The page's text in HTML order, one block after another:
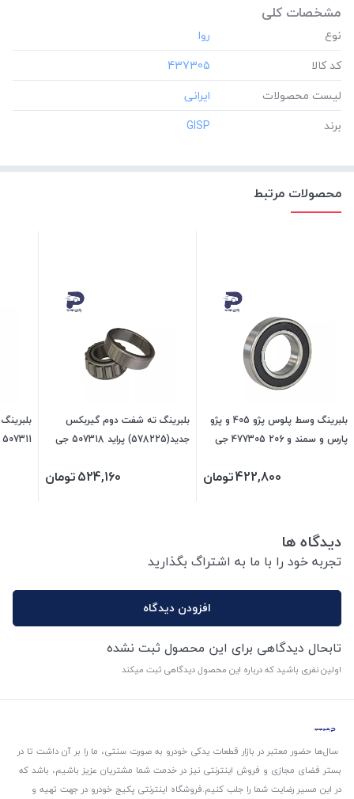
مشخصات کلی
نوع
کد کالا
‎437305
لیست محصولات
برند
‎GISP
محصولات مرتبط
بلبرینگ وسط پلوس پژو 405 و پژو
پارس و سمند و 206 477305 جی
422,800تومان
بلبرینگ ته شفت دوم گیربکس
جدید(578225) پراید 507318 جی
524,160تومان
507311 جی ای اس پی
دیدگاه ها
تجربه خود را با ما به اشتراگ بگذارید
افزودن دیدگاه
تابحال دیدگاهی برای این محصول ثبت نشده
اولین نفری باشید که درباره این محصول دیدگاهی ثبت میکند
سال‌ها حضور معتبر در بازار قطعات یدکی خودرو به صورت سنتی، ما را بر آن داشت تا در
بستر فضای مجازی و فروش اینترنتی نیز در خدمت شما مشتریان عزیز باشیم، باشد که
در این مسیر رضایت شما را جلب کنیم.فروشگاه اینترنتی پکیج خودرو در جهت تهیه و